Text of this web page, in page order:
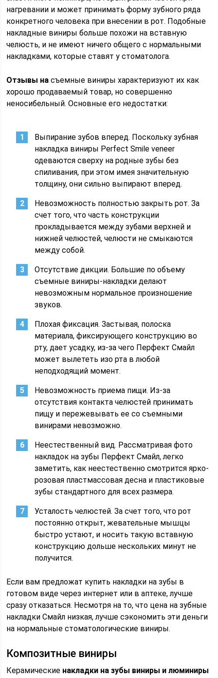
нагревании и может принимать форму зубного ряда
конкретного человека при внесении в рот. Подобные
накладные виниры больше похожи на вставную
челюсть, и не имеют ничего общего с нормальными
накладками, которые ставят у стоматолога.
Отзывы на съемные виниры характеризуют их как
хорошо продаваемый товар, но совершенно
неносибельный. Основные его недостатки:
Выпирание зубов вперед. Поскольку зубная
накладка виниры Perfect Smile veneer
одеваются сверху на родные зубы без
спиливания, при этом имея значительную
толщину, они сильно выпирают вперед.
Невозможность полностью закрыть рот. За
счет того, что часть конструкции
прокладывается между зубами верхней и
нижней челюстей, челюсти не смыкаются
между собой.
Отсутствие дикции. Большие по объему
съемные виниры-накладки делают
невозможным нормальное произношение
звуков.
Плохая фиксация. Застывая, полоска
материала, фиксирующего конструкцию во
рту, дает усадку, из-за чего Перфект Смайл
может вылететь изо рта в любой
неподходящий момент.
Невозможность приема пищи. Из-за
отсутствия контакта челюстей принимать
пищу и пережевывать ее со съемными
винирами невозможно.
Неестественный вид. Рассматривая фото
накладок на зубы Перфект Смайл, легко
заметить, как неестественно смотрится ярко-
розовая пластмассовая десна и пластиковые
зубы стандартного для всех размера.
Усталость челюстей. За счет того, что рот
постоянно открыт, жевательные мышцы
быстро устают, и носить такую вставную
конструкцию дольше нескольких минут не
получится.
Если вам предложат купить накладки на зубы в
готовом виде через интернет или в аптеке, лучше
сразу отказаться. Несмотря на то, что цена на зубные
накладки Смайл низкая, лучше сэкономить эти деньги
на нормальные стоматологические виниры.
Композитные виниры
Керамические накладки на зубы виниры и люминиры